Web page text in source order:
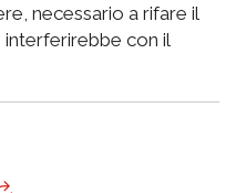
necessario a rifare il
con il